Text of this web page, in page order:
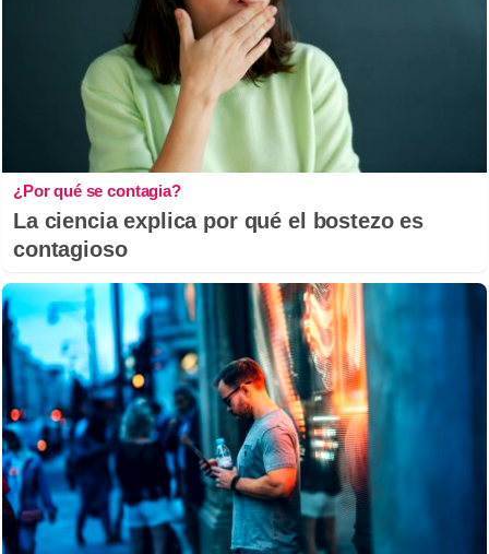
¿Por qué se contagia?
La ciencia explica por qué el bostezo es
contagioso